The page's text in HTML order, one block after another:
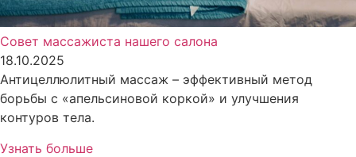
Совет массажиста нашего салона
18.10.2025
Антицеллюлитный массаж – эффективный метод
борьбы с «апельсиновой коркой» и улучшения
контуров тела.
Узнать больше